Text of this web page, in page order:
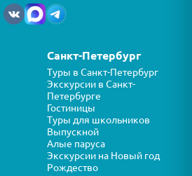
Санкт-Петербург
Туры в Санкт-Петербург
Экскурсии в Санкт-
Петербурге
Гостиницы
Туры для школьников
Выпускной
Алые паруса
Экскурсии на Новый год
Рождество